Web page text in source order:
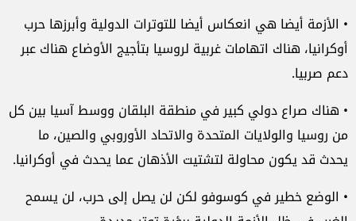
• الأزمة أيضا هي انعكاس أيضا للتوترات الدولية وأبرزها حرب
أوكرانيا، هناك اتهامات غربية لروسيا بتأجيج الأوضاع هناك عبر
دعم صربيا.
• هناك صراع دولي كبير في منطقة البلقان ووسط آسيا بين كل
من روسيا والولايات المتحدة والاتحاد الأوروبي والصين، ما
يحدث قد يكون محاولة لتشتيت الأذهان عما يحدث في أوكرانيا.
• الوضع خطير في كوسوفو لكن لن يصل إلى حرب، لن يسمح